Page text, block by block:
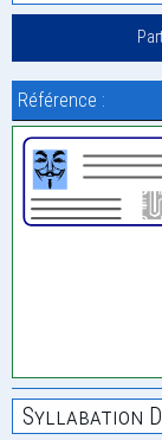
Référence :
Syllabation